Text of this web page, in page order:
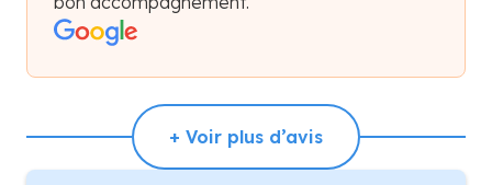
+ Voir plus d’avis